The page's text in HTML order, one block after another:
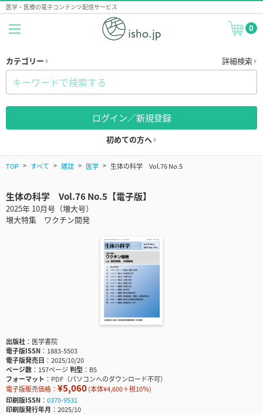
医学・医療の電子コンテンツ配信サービス
0
カテゴリー 詳細検索
ログイン／新規登録
初めての方へ
TOP すべて 雑誌 医学 生体の科学 Vol.76 No.5
生体の科学 Vol.76 No.5【電子版】
2025年 10月号（増大号）
増大特集 ワクチン開発
出版社
医学書院
電子版ISSN
1883-5503
電子版発売日
2025/10/20
ページ数
157ページ判型
B5
フォーマット
PDF（パソコンへのダウンロード不可）
電子版販売価格： ¥5,060(本体¥4,600＋税10％)
印刷版ISSN
0370-9531
印刷版発行年月
2025/10